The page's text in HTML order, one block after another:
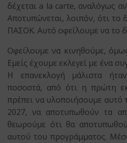
δέχεται a la carte, αναλόγως
Αποτυπώνεται, λοιπόν, ότι το
ΠΑΣΟΚ. Αυτό οφείλουμε να το
Οφείλουμε να κινηθούμε,
Εμείς έχουμε εκλεγεί με ένα
Η επανεκλογή μάλιστα
ποσοστά, από ότι η πρώτη
πρέπει να υλοποιήσουμε αυτό
2027, να αποτυπωθούν τα
θεωρούμε ότι θα
αυτού του προγράμματος.